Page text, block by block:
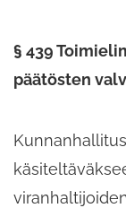
§ 439
päätösten